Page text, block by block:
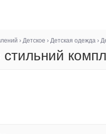
› Детское › Детская одежда ›